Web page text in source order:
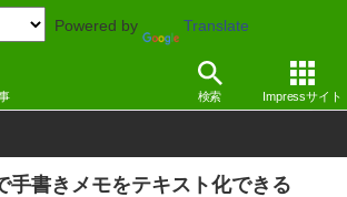
Powered by Translate
検索 Impressサイト
キュメント ドキュメント Windows
手書きメモをテキスト化できる